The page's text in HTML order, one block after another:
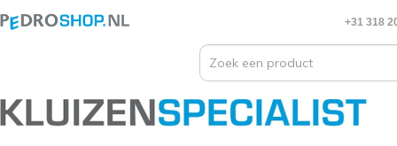
+31 318